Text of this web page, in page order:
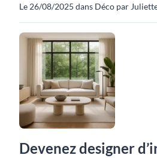
Le 26/08/2025 dans Déco par
Devenez designer